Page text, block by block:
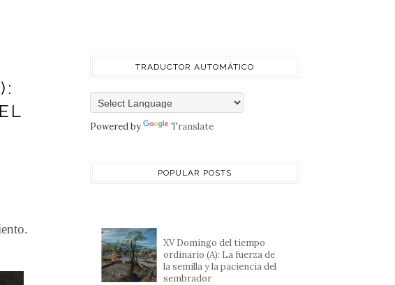
TRADUCTOR AUTOMÁTICO
Powered by Translate
POPULAR POSTS
XV Domingo del tiempo
ordinario (A): La fuerza de
la semilla y la paciencia del
sembrador